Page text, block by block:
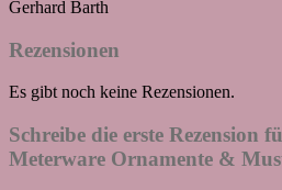
Gerhard Barth
Rezensionen
Es gibt noch keine Rezensionen.
Schreibe die erste Rezension
Meterware Ornamente &